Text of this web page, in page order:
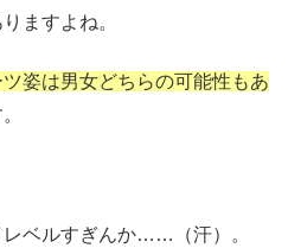
ますよね。
姿は男女どちらの可能性もあ
ベルすぎんか……（汗）。